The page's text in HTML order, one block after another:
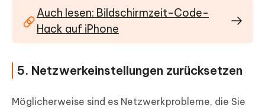
Auch lesen: Bildschirmzeit-Code-
Hack auf iPhone
5. Netzwerkeinstellungen zurücksetzen
Möglicherweise sind es Netzwerkprobleme, die Sie